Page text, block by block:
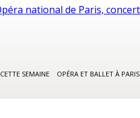
CETTE SEMAINE OPÉRA ET BALLET À PARIS